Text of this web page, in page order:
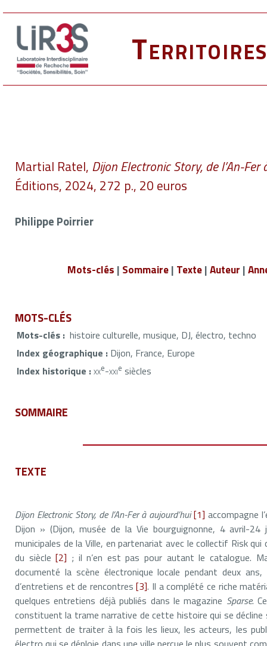
Martial Ratel, Dijon Electronic Story, de l’An-Fer
Éditions, 2024, 272 p., 20 euros
Philippe Poirrier
Mots-clés | Sommaire| Texte|Auteur |
MOTS-CLÉS
Mots-clés : histoire culturelle, musique, DJ, électro, techno
Index géographique : Dijon, France, Europe
Index historique :xxe-xxie siècles
SOMMAIRE
TEXTE
Dijon Electronic Story, de l’An-Fer à aujourd’hui [1] accompagne
Dijon » (Dijon, musée de la Vie bourguignonne, 4 avril-
municipales de la Ville, en partenariat avec le collectif Risk
du siècle[2] ; il n’en est pas pour autant le catalogue.
documenté la scène électronique locale pendant deux
d’entretiens et de rencontres[3]. Il a complété ce riche
quelques entretiens déjà publiés dans le magazine Sparse.
constituent la trame narrative de cette histoire qui se
permettent de traiter à la fois les lieux, les acteurs, les